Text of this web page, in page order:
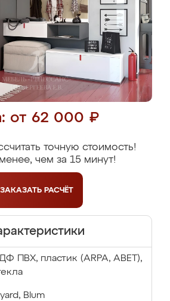
от 62 000 ₽
точную стоимость!
чем за 15 минут!
ЗАКАЗАТЬ РАСЧЁТ
ПВХ, пластик (ARPA, ABET),
Blum